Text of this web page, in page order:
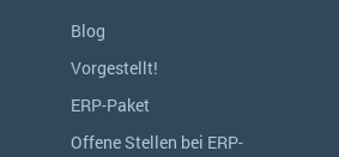
Blog
Vorgestellt!
ERP-Paket
Offene Stellen bei ERP-